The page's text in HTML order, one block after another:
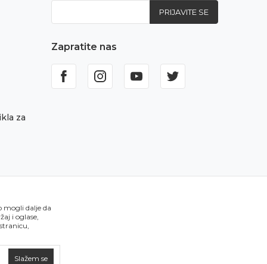
za
PRIJAVITE SE
Zapratite nas
mogli dalje da
i oglase,
Slažem se